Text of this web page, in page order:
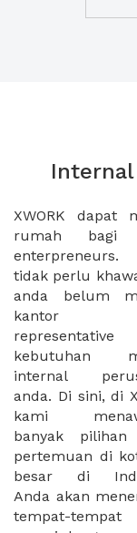
XWORK dapat
rumah bagi
enterpreneurs.
tidak perlu
anda belum
kantor
kebutuhan
internal
anda. Di sini, di
kami
banyak pilihan
pertemuan di
besar di
Anda akan
tempat-
menunjukan
pilihan ruang
yang
memenuhi
kebutuhan
serta ruang
yang paling
dan unik
membangun
tim dan
terasa
kesempatan
untuk memilih